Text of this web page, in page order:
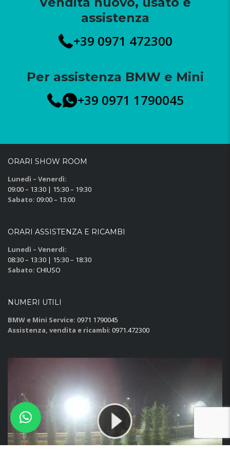
assistenza
+39 0971 472300
Per assistenza BMW e Mini
+39 0971 1790045
ORARI SHOW ROOM
Lunedì – Venerdì:
09:00 – 13:30 | 15:30 – 19:30
Sabato: 09:00 – 13:00
ORARI ASSISTENZA E RICAMBI
Lunedì – Venerdì:
08:30 – 13:30 | 15:30 – 18:30
Sabato: CHIUSO
NUMERI UTILI
BMW e Mini Service: 0971 1790045
Assistenza, vendita e ricambi: 0971.472300